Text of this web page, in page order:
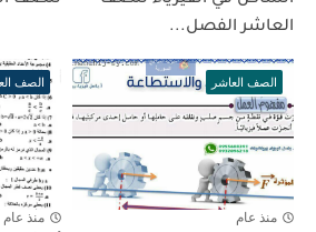
العاشر الفصل...
الصف العاشر
منذ عام
الصف
منذ عام